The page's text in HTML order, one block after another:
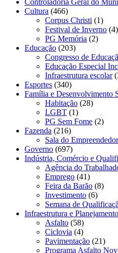
Cultura (466)
Corpus Christi (1)
Festival de Inverno (4)
PG Memória (2)
Educação (203)
Congresso de
Educação Especial
Infraestrutura escolar
Esportes (340)
Família e Desenvolvimento
Habitação (28)
LGBT (1)
PG Sem Fome (2)
Fazenda (216)
Sala do Empreendedor
Governo (697)
Indústria, Comércio e
Agência do
Emprego (41)
Feira da Barão (8)
Investimento (6)
Semana de
Infraestrutura e Planejamento
Asfalto (58)
Ciclovia (4)
Pavimentação (21)
Programa Asfalto